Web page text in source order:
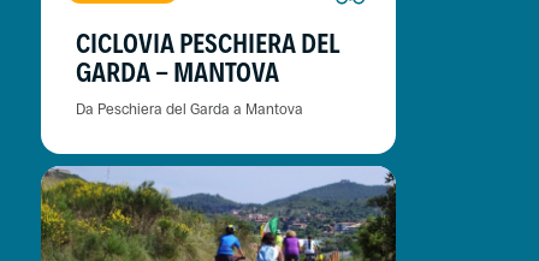
CICLOVIA PESCHIERA DEL
GARDA - MANTOVA
Da Peschiera del Garda a Mantova